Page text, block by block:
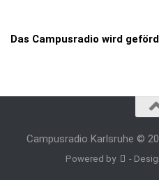
Das Campusradio wird
Campusradio Karlsruhe ©
Powered by -